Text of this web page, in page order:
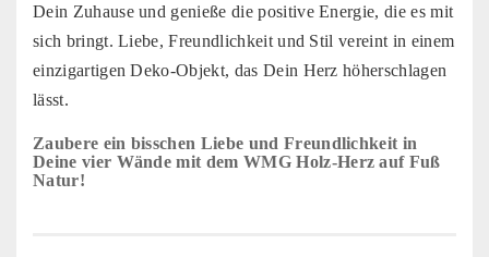
Dein Zuhause und genieße die positive Energie, die es mit
sich bringt. Liebe, Freundlichkeit und Stil vereint in einem
einzigartigen Deko-Objekt, das Dein Herz höherschlagen
lässt.
Zaubere ein bisschen Liebe und Freundlichkeit in
Deine vier Wände mit dem WMG Holz-Herz auf Fuß
Natur!